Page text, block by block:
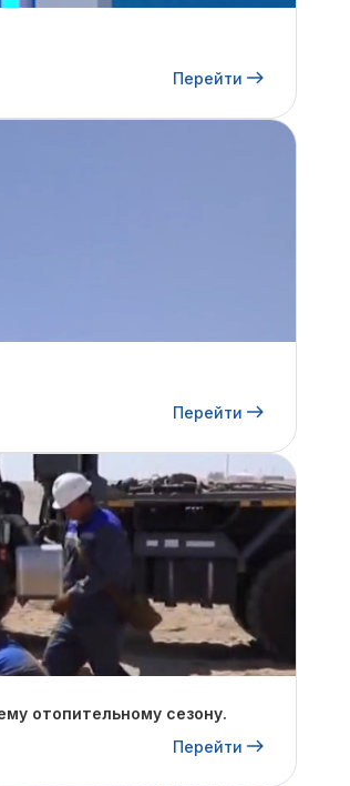
Перейти
Перейти
отопительному сезону.
Перейти